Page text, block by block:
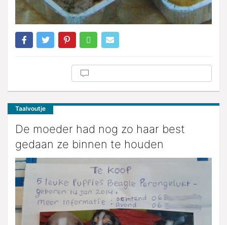
Taalvoutje
De moeder had nog zo haar best
gedaan ze binnen te houden